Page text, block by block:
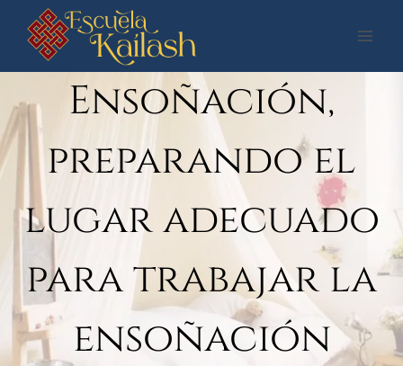
Saltar
contenido
Ensoñación,
preparando el
lugar adecuado
para trabajar la
ensoñación